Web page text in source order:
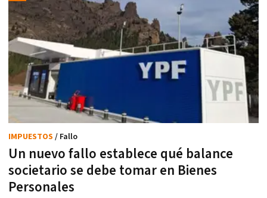
Un nuevo fallo establece qué balance
societario se debe tomar en Bienes
Personales
IMPUESTOS / Fallo